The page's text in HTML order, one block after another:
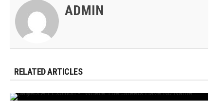
ADMIN
RELATED ARTICLES